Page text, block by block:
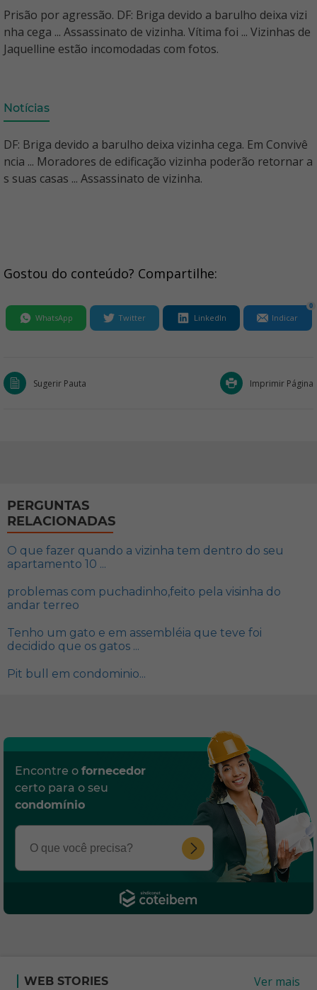
Prisão por agressão. DF: Briga devido a barulho deixa vizi
nha cega ... Assassinato de vizinha. Vítima foi ... Vizinhas de
Jaquelline estão incomodadas com fotos.
Notícias
DF: Briga devido a barulho deixa vizinha cega. Em Convivê
ncia ... Moradores de edificação vizinha poderão retornar a
s suas casas ... Assassinato de vizinha.
Gostou do conteúdo? Compartilhe:
WhatsApp Twitter LinkedIn Indicar
0
Sugerir Pauta Imprimir Página
PERGUNTAS
RELACIONADAS
O que fazer quando a vizinha tem dentro do seu
apartamento 10 ...
problemas com puchadinho,feito pela visinha do
andar terreo
Tenho um gato e em assembléia que teve foi
decidido que os gatos ...
Pit bull em condominio...
Encontre o fornecedor
certo para o seu
condomínio
WEB STORIES Ver mais